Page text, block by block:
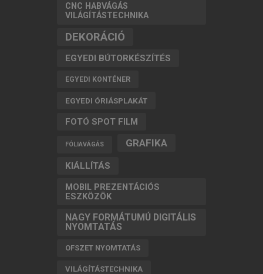
CNC HABVÁGÁS
VILÁGÍTÁSTECHNIKA
DEKORÁCIÓ
EGYEDI BÚTORKÉSZÍTÉS
EGYEDI KONTÉNER
EGYEDI ÓRIÁSPLAKÁT
FOTÓ SPOT FILM
FÓLIAVÁGÁS GRAFIKA
KIÁLLÍTÁS
MOBIL PREZENTÁCIÓS
ESZKÖZÖK
NAGY FORMÁTUMÚ DIGITÁLIS
NYOMTATÁS
OFSZET NYOMTATÁS
VILÁGÍTÁSTECHNIKA